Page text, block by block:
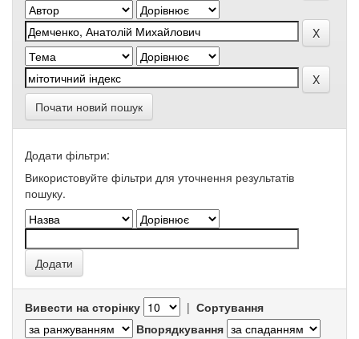
Почати новий пошук
Додати фільтри:
Використовуйте фільтри для уточнення результатів
пошуку.
Вивести на сторінку | Сортування
Впорядкування